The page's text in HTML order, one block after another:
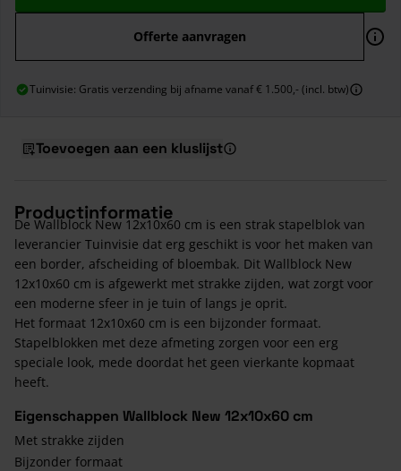
Offerte aanvragen
Tuinvisie: Gratis verzending bij afname vanaf € 1.500,- (incl. btw)
Toevoegen aan een kluslijst
Productinformatie
De Wallblock New 12x10x60 cm is een strak stapelblok van
leverancier Tuinvisie dat erg geschikt is voor het maken van
een border, afscheiding of bloembak. Dit Wallblock New
12x10x60 cm is afgewerkt met strakke zijden, wat zorgt voor
een moderne sfeer in je tuin of langs je oprit.
Het formaat 12x10x60 cm is een bijzonder formaat.
Stapelblokken met deze afmeting zorgen voor een erg
speciale look, mede doordat het geen vierkante kopmaat
heeft.
Eigenschappen Wallblock New 12x10x60 cm
Met strakke zijden
Bijzonder formaat